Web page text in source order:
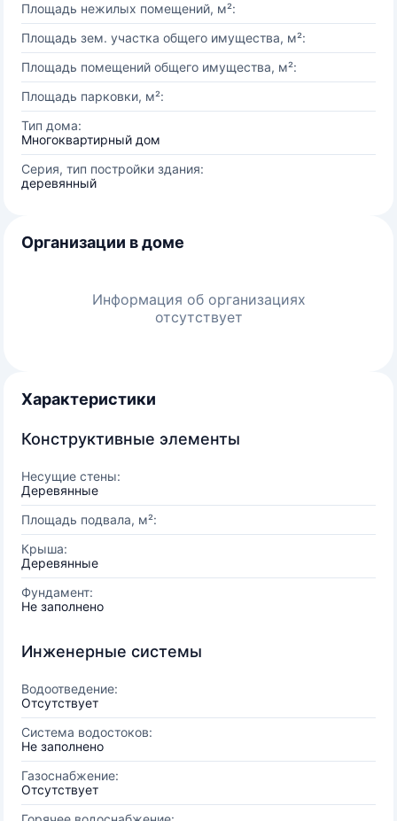
Площадь нежилых помещений, м²:
Площадь зем. участка общего имущества, м²:
Площадь помещений общего имущества, м²:
Площадь парковки, м²:
Тип дома:
Многоквартирный дом
Серия, тип постройки здания:
деревянный
Организации в доме
Информация об организациях
отсутствует
Характеристики
Конструктивные элементы
Несущие стены:
Деревянные
Площадь подвала, м²:
Крыша:
Деревянные
Фундамент:
Не заполнено
Инженерные системы
Водоотведение:
Отсутствует
Система водостоков:
Не заполнено
Газоснабжение:
Отсутствует